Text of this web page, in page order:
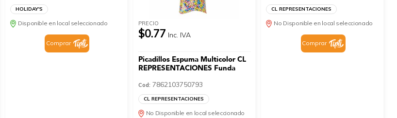
HOLIDAY'S
Disponible en local seleccionado
Comprar
PRECIO
$0.77 Inc. IVA
Picadillos Espuma Multicolor CL
REPRESENTACIONES Funda
Cod: 7862103750793
CL REPRESENTACIONES
No Disponible en local seleccionado
CL REPRESENTACIONES
No Disponible en local seleccionado
Comprar